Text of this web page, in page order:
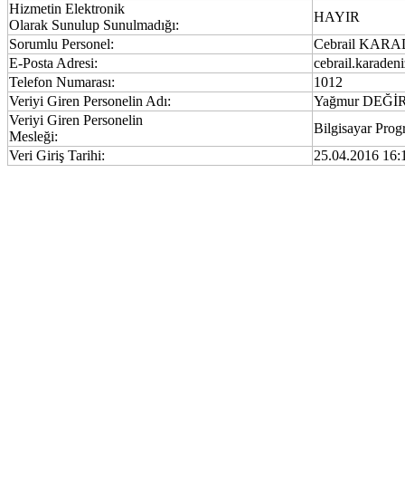
Hizmetin Elektronik
Olarak Sunulup Sunulmadığı:
HAYIR
Sorumlu Personel:
Cebrail
E-Posta Adresi:
Telefon Numarası:
1012
Veriyi Giren Personelin Adı:
Yağmur
Veriyi Giren Personelin
Mesleği:
Bilgisayar
Veri Giriş Tarihi:
25.04.2016